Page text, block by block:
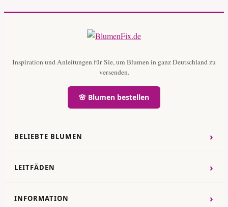
Inspiration und Anleitungen für Sie, um Blumen in ganz Deutschland zu
versenden.
🌸 Blumen bestellen
BELIEBTE BLUMEN ›
LEITFÄDEN ›
INFORMATION ›